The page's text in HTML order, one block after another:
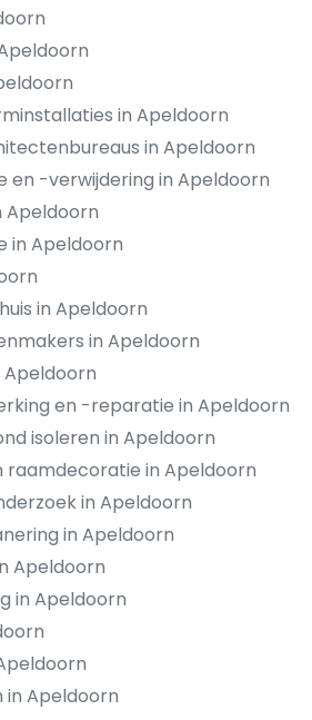
in Apeldoorn
in Apeldoorn
en -verwijdering in Apeldoorn
Apeldoorn
in Apeldoorn
in Apeldoorn
in Apeldoorn
en -reparatie in Apeldoorn
isoleren in Apeldoorn
raamdecoratie in Apeldoorn
in Apeldoorn
in Apeldoorn
Apeldoorn
in Apeldoorn
in Apeldoorn